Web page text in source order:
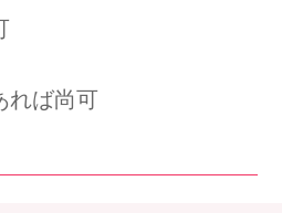
担当者様へ
れば尚可